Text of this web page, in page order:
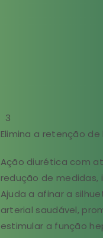
3
Elimina a retenção de
Ação diurética com
redução de medidas,
Ajuda a afinar a
arterial saudável,
estimular a função